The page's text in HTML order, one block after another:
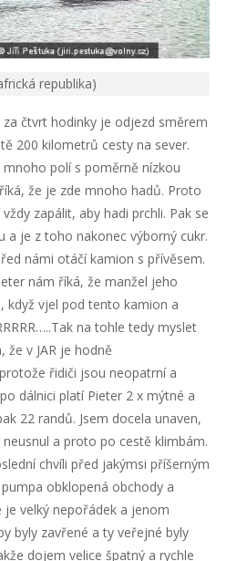
republika)
čtvrt hodinky je odjezd směrem
200 kilometrů cesty na sever.
polí s poměrně nízkou
že je zde mnoho hadů. Proto
zapálit, aby hadi prchli. Pak se
a je z toho nakonec výborný cukr.
námi otáčí kamion s přívěsem.
nám říká, že manžel jeho
když vjel pod tento kamion a
na tohle tedy myslet
že v JAR je hodně
řidiči jsou neopatrní a
dálnici platí Pieter 2 x mýtné a
22 randů. Jsem docela unaven,
a proto po cestě klimbám.
chvíli před jakýmsi příšerným
obklopená obchody a
je velký nepořádek a jenom
byly zavřené a ty veřejné byly
dojem velice špatný a rychle